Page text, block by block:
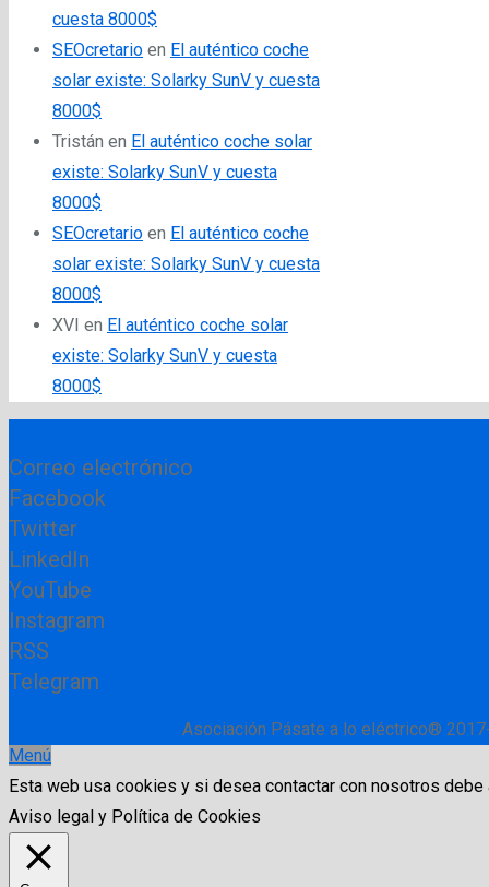
cuesta 8000$
SEOcretario en El auténtico coche
solar existe: Solarky SunV y cuesta
8000$
Tristán en El auténtico coche solar
existe: Solarky SunV y cuesta
8000$
SEOcretario en El auténtico coche
solar existe: Solarky SunV y cuesta
8000$
XVI en El auténtico coche solar
existe: Solarky SunV y cuesta
8000$
Correo electrónico
Facebook
Twitter
LinkedIn
YouTube
Instagram
RSS
Telegram
Asociación Pásate a lo eléctrico®
Menú
Esta web usa cookies y si desea contactar con nosotros
Aviso legal y Política de Cookies